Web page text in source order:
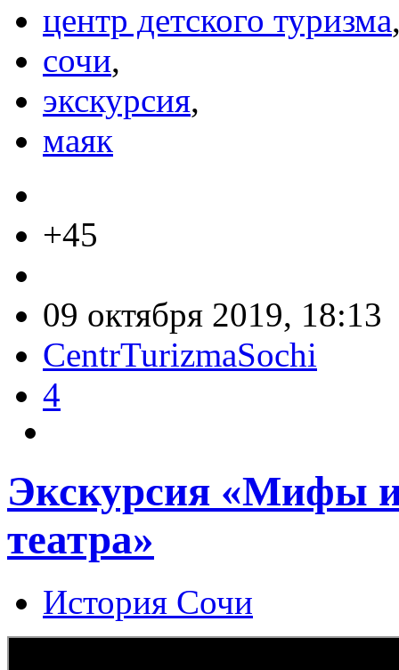
центр детского туризма
сочи,
экскурсия,
маяк
+45
09 октября 2019, 18:13
CentrTurizmaSochi
4
Экскурсия «Мифы
театра»
История Сочи